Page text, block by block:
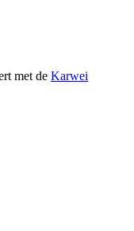
met de Karwei